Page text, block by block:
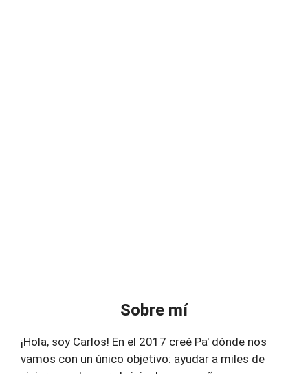
Sobre mí
¡Hola, soy Carlos! En el 2017 creé Pa' dónde nos
vamos con un único objetivo: ayudar a miles de